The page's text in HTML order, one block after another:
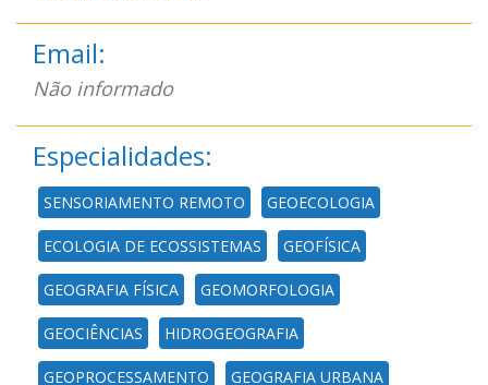
Email:
Não informado
Especialidades:
SENSORIAMENTO REMOTO GEOECOLOGIA
ECOLOGIA DE ECOSSISTEMAS GEOFÍSICA
GEOGRAFIA FÍSICA GEOMORFOLOGIA
GEOCIÊNCIAS HIDROGEOGRAFIA
GEOPROCESSAMENTO GEOGRAFIA URBANA